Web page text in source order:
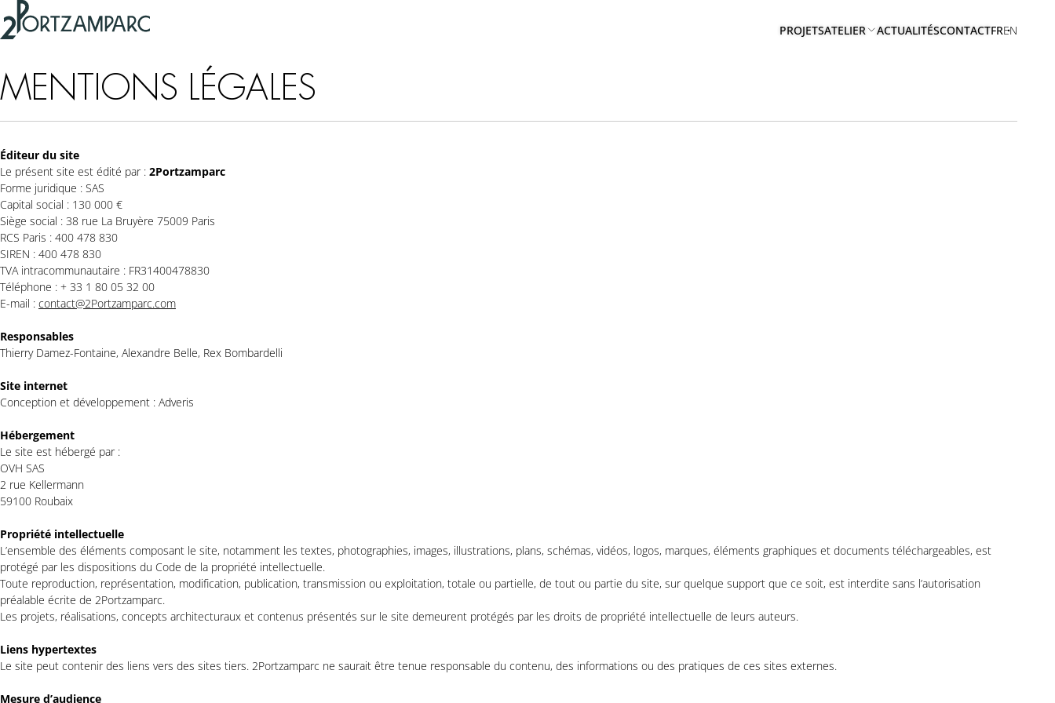
Accéder à l'en-tête
Accéder au contenu principal
Accéder au pied de page
2portzamparc
PROJETSATELIER
ACTUALITÉSCONTACTFREN
MENTIONS LÉGALES
Éditeur du site
Le présent site est édité par : 2Portzamparc
Forme juridique : SAS
Capital social : 130 000 €
Siège social : 38 rue La Bruyère 75009 Paris
RCS Paris : 400 478 830
SIREN : 400 478 830
TVA intracommunautaire : FR31400478830
Téléphone : + 33 1 80 05 32 00
E-mail : contact@2Portzamparc.com
Responsables
Thierry Damez-Fontaine, Alexandre Belle, Rex Bombardelli
Site internet
Conception et développement : Adveris
Hébergement
Le site est hébergé par :
OVH SAS
2 rue Kellermann
59100 Roubaix
Propriété intellectuelle
L’ensemble des éléments composant le site, notamment les textes, photographies, images, illustrations, plans, schémas, vidéos, logos, marques, éléments graphiques et documents téléchargeables, est
protégé par les dispositions du Code de la propriété intellectuelle.
Toute reproduction, représentation, modification, publication, transmission ou exploitation, totale ou partielle, de tout ou partie du site, sur quelque support que ce soit, est interdite sans l’autorisation
préalable écrite de 2Portzamparc.
Les projets, réalisations, concepts architecturaux et contenus présentés sur le site demeurent protégés par les droits de propriété intellectuelle de leurs auteurs.
Liens hypertextes
Le site peut contenir des liens vers des sites tiers. 2Portzamparc ne saurait être tenue responsable du contenu, des informations ou des pratiques de ces sites externes.
Mesure d’audience